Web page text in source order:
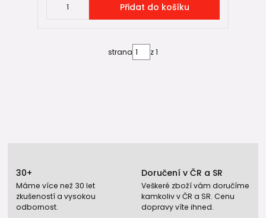
Přidat do košíku
strana z 1
30+
Máme více než 30 let
zkušeností a vysokou
odbornost.
Doručení v ČR a SR
Veškeré zboží vám doručíme
kamkoliv v ČR a SR. Cenu
dopravy víte ihned.